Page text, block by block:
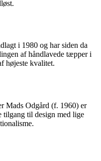
i 1980 og har siden da
af håndlavede tæpper i
højeste kvalitet.
Mads Odgård (f. 1960) er
tilgang til design med lige